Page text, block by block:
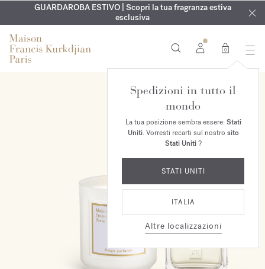
ESCLUSIVO | Scopri la nuova fragranza OUDvelvet moodnel
tuo ordine*
INCISIONE GRATUITA | Su tutte le fragranze e gli oli per il
corpo fino al 9 agosto
GUARDAROBA ESTIVO | Scopri la tua fragranza estiva
esclusiva
0
Spedizioni in tutto il
mondo
La tua posizione sembra essere: Stati
Uniti. Vorresti recarti sul nostro sito
Stati Uniti?
STATI UNITI
ITALIA
Altre localizzazioni
ESCLUSIVA ONLINE